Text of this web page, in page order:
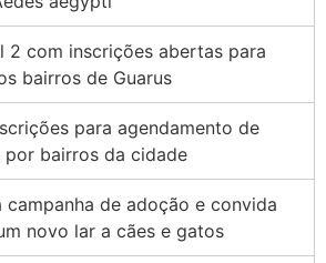
2 com inscrições abertas para
bairros de Guarus
para agendamento de
por bairros da cidade
campanha de adoção e convida
novo lar a cães e gatos